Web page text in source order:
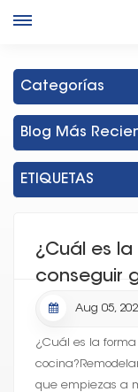
Categorías
Blog Más
ETIQUETAS
¿Cuál es
conseguir
Aug 05,
¿Cuál es la
que empiezas a